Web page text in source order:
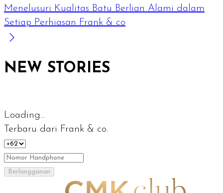
Menelusuri Kualitas Batu Berlian Alami dalam
Setiap Perhiasan Frank & co
NEW STORIES
Loading...
Terbaru dari Frank & co.
Berlangganan